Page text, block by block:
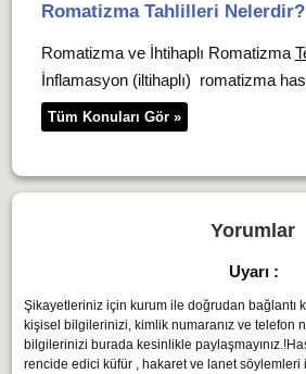
Romatizma Tahlilleri Nelerdir?
Romatizma ve İhtihaplı Romatizma
İnflamasyon (iltihaplı) romatizma
Tüm Konuları Gör »
Yorumlar
Uyarı :
Şikayetleriniz için kurum ile doğrudan bağlantı
kişisel bilgilerinizi, kimlik numaranız ve telefon
bilgilerinizi burada kesinlikle
rencide edici küfür , hakaret ve lanet söylemleri